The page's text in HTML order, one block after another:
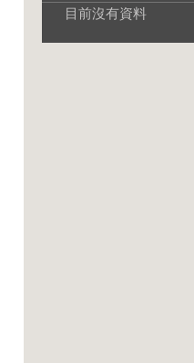
目前沒有資料